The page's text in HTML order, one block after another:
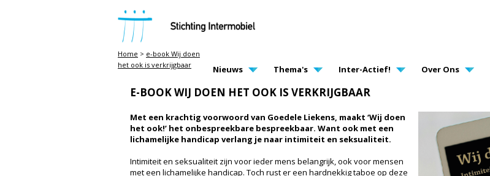
STICHTING INTERMOBIEL
MAIN PAGE NAVIGATION
Nieuws Thema's Inter-Actief! Over Ons
Home > e-book Wij doen
het ook is verkrijgbaar
E-BOOK WIJ DOEN HET OOK IS VERKRIJGBAAR
Met een krachtig voorwoord van Goedele Liekens, maakt ‘Wij doen
het ook!’ het onbespreekbare bespreekbaar. Want ook met een
lichamelijke handicap verlang je naar intimiteit en seksualiteit.
Intimiteit en seksualiteit zijn voor ieder mens belangrijk, ook voor mensen
met een lichamelijke handicap. Toch rust er een hardnekkig taboe op deze